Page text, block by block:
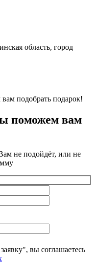
область, город
поможем вам
не подойдёт, или не
вы соглашаетесь